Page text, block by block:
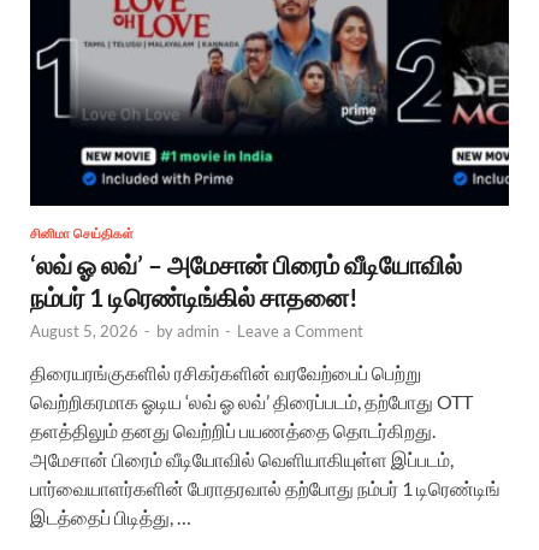
சினிமா செய்திகள்
‘லவ் ஓ லவ்’ – அமேசான் பிரைம் வீடியோவில்
நம்பர் 1 டிரெண்டிங்கில் சாதனை!
August 5, 2026 - byadmin - Leave a Comment
திரையரங்குகளில் ரசிகர்களின் வரவேற்பைப் பெற்று
வெற்றிகரமாக ஓடிய ‘லவ் ஓ லவ்’ திரைப்படம், தற்போது OTT
தளத்திலும் தனது வெற்றிப் பயணத்தை தொடர்கிறது.
அமேசான் பிரைம் வீடியோவில் வெளியாகியுள்ள இப்படம்,
பார்வையாளர்களின் பேராதரவால் தற்போது நம்பர் 1 டிரெண்டிங்
இடத்தைப் பிடித்து, …